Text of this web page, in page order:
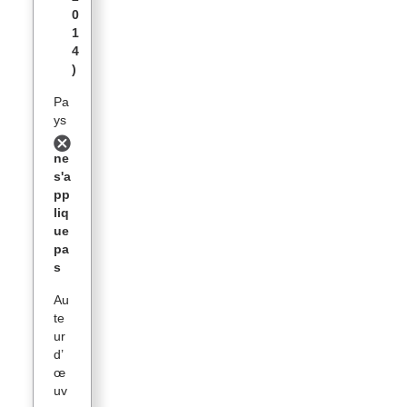
0
1
4
)
Pa
ys
ne
s'a
pp
liq
ue
pa
s
Au
te
ur
d’
œ
uv